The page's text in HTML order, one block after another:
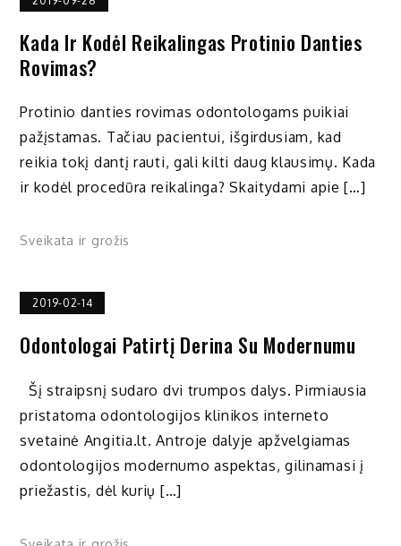
Kada Ir Kodėl Reikalingas Protinio Danties
Rovimas?
Protinio danties rovimas odontologams puikiai
pažįstamas. Tačiau pacientui, išgirdusiam, kad
reikia tokį dantį rauti, gali kilti daug klausimų. Kada
ir kodėl procedūra reikalinga? Skaitydami apie […]
Sveikata ir grožis
2019-02-14
Odontologai Patirtį Derina Su Modernumu
Šį straipsnį sudaro dvi trumpos dalys. Pirmiausia
pristatoma odontologijos klinikos interneto
svetainė Angitia.lt. Antroje dalyje apžvelgiamas
odontologijos modernumo aspektas, gilinamasi į
priežastis, dėl kurių […]